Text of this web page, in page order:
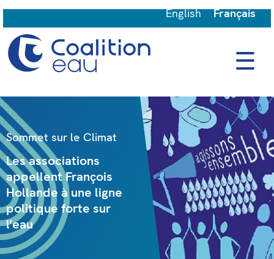
☰
Sommet sur le Climat
Les associations
appellent François
Hollande à une ligne
politique forte sur
l’eau
English Français